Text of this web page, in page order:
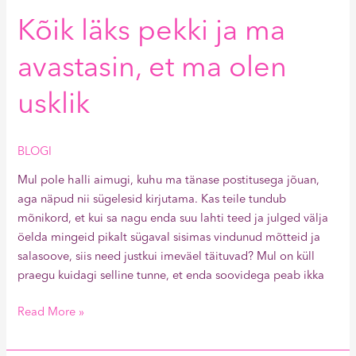
Kõik läks pekki ja ma
avastasin, et ma olen
usklik
BLOGI
Mul pole halli aimugi, kuhu ma tänase postitusega jõuan,
aga näpud nii sügelesid kirjutama. Kas teile tundub
mõnikord, et kui sa nagu enda suu lahti teed ja julged välja
öelda mingeid pikalt sügaval sisimas vindunud mõtteid ja
salasoove, siis need justkui imeväel täituvad? Mul on küll
praegu kuidagi selline tunne, et enda soovidega peab ikka
Read More »